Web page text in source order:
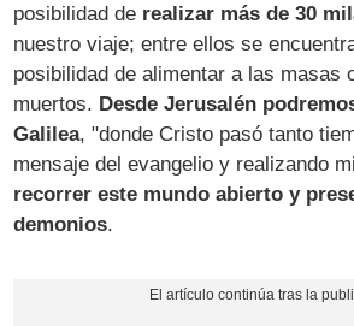
posibilidad de realizar más de 30
nuestro viaje; entre ellos se
posibilidad de alimentar a las masas
muertos. Desde Jerusalén
Galilea, "donde Cristo pasó tanto
mensaje del evangelio y realizando
recorrer este mundo abierto y
demonios.